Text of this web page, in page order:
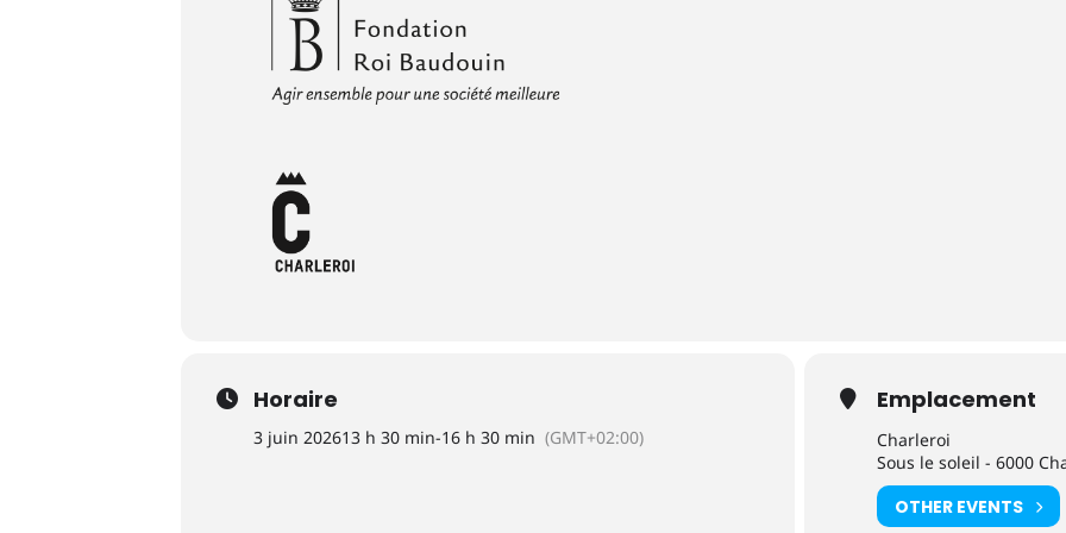
Horaire
3 juin 202613 h 30 min-16 h 30 min (GMT+02:00)
Emplacement
Charleroi
Sous le soleil - 6000
OTHER EVENTS